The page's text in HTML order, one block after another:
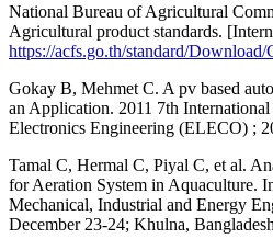
National Bureau of Agricultural
Agricultural product standards.
https://acfs.go.th/standard/
Gokay B, Mehmet C. A pv based
an Application. 2011 7th
Electronics Engineering (ELECO) ;
Tamal C, Hermal C, Piyal C, et al.
for Aeration System in Aquaculture.
Mechanical, Industrial and Energy
December 23-24; Khulna,